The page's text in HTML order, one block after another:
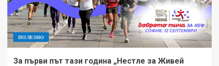
ПОЛЕЗНО
За първи път тази година „Нестле за Живей